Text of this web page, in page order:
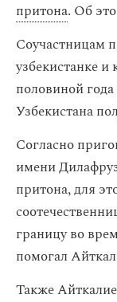
притона. Об
Соучастницам
узбекистанке и
половиной
Узбекистана
Согласно
имени
притона, для
границу во
помогал
Также